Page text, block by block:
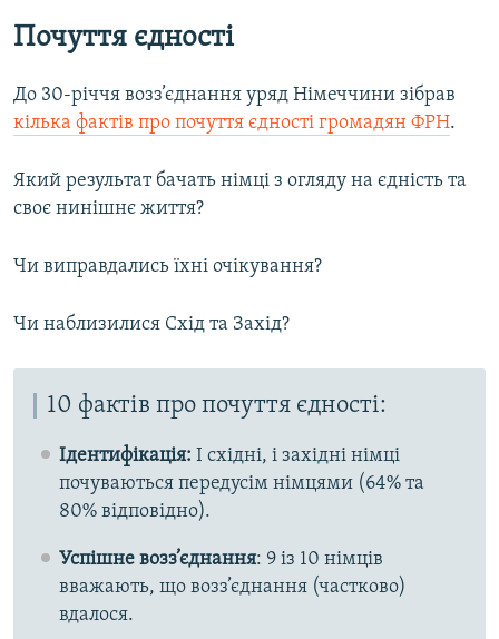
Почуття єдності
До 30-річчя возз’єднання уряд Німеччини зібрав
кілька фактів про почуття єдності громадян ФРН.
Який результат бачать німці з огляду на єдність та
своє нинішнє життя?
Чи виправдались їхні очікування?
Чи наблизилися Схід та Захід?
10 фактів про почуття єдності:
Ідентифікація: І східні, і західні німці
почуваються передусім німцями (64% та
80% відповідно).
Успішне возз’єднання: 9 із 10 німців
вважають, що возз’єднання (частково)
вдалося.